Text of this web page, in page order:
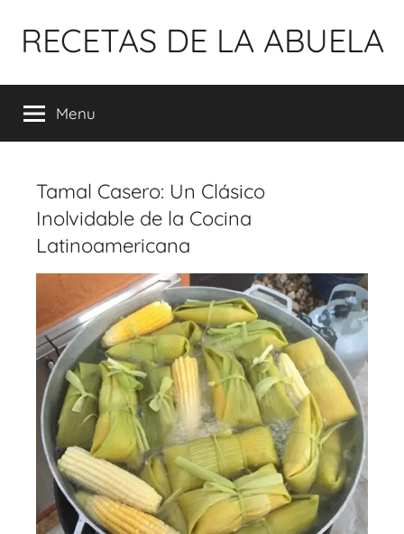
para
conteúdo
RECETAS DE LA ABUELA
Menu
Tamal Casero: Un Clásico
Inolvidable de la Cocina
Latinoamericana